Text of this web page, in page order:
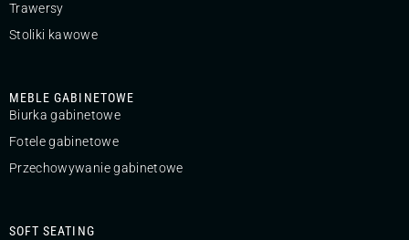
Trawersy
Stoliki kawowe
MEBLE GABINETOWE
Biurka gabinetowe
Fotele gabinetowe
Przechowywanie gabinetowe
SOFT SEATING